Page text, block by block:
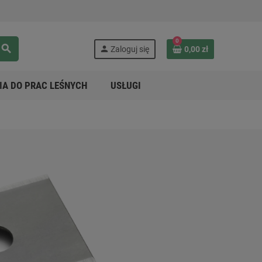
search person Zaloguj się
0
0,00 zł
DO PRAC LEŚNYCH USŁUGI